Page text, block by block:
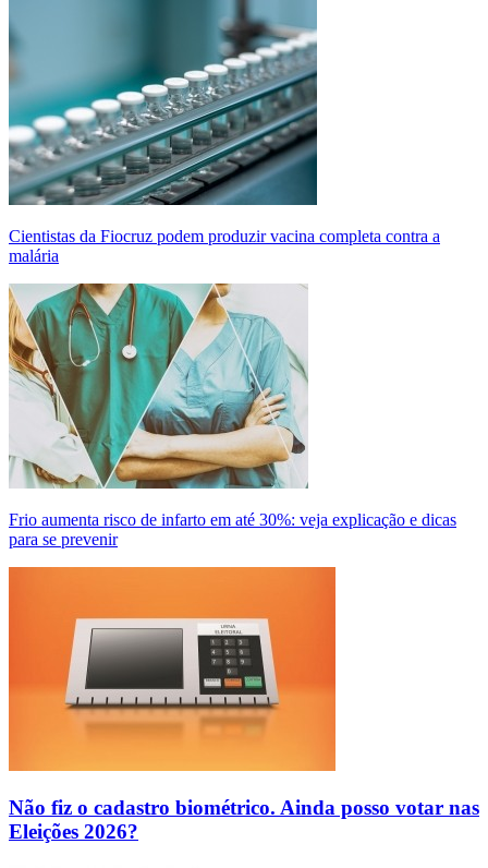
Cientistas da Fiocruz podem produzir vacina completa contra a
malária
Frio aumenta risco de infarto em até 30%: veja explicação e dicas
para se prevenir
Não fiz o cadastro biométrico. Ainda posso votar nas
Eleições 2026?